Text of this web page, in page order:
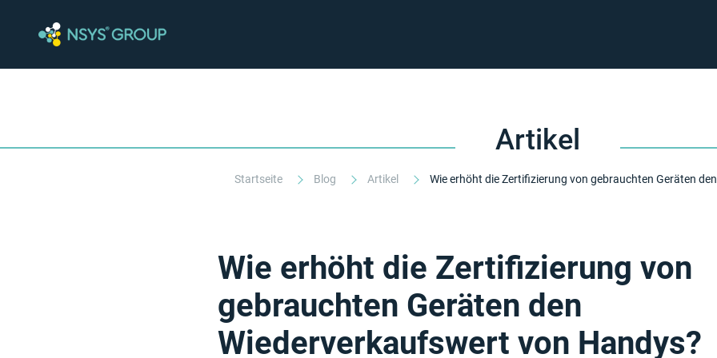
Artikel
Startseite Blog Artikel
Wie erhöht die Zertifizierung von
gebrauchten Geräten den
Wiederverkaufswert von Handys?